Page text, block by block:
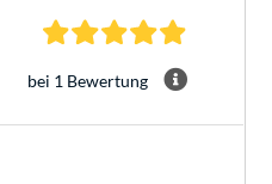
5.0 Sterne
bei 1 Bewertung